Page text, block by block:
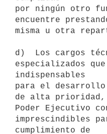
por ningún otro
encuentre
misma u otra
d)  Los cargos
especializados
indispensables
para el desarrollo
de alta prioridad,
Poder Ejecutivo
imprescindibles
cumplimiento de